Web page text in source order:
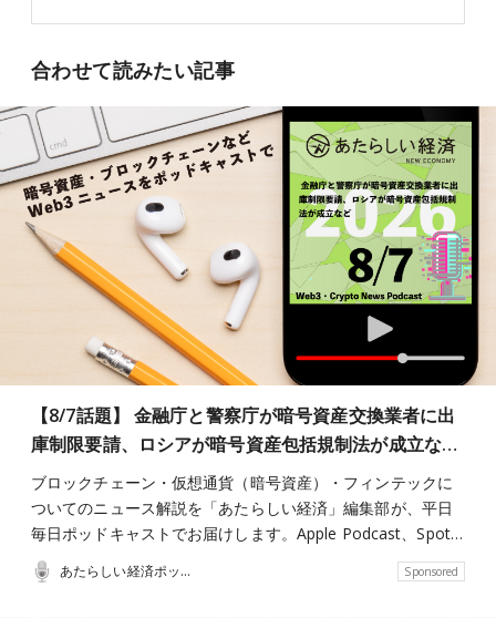
合わせて読みたい記事
【8/7話題】 金融庁と警察庁が暗号資産交換業者に出
庫制限要請、ロシアが暗号資産包括規制法が成立な…
ブロックチェーン・仮想通貨（暗号資産）・フィンテックに
ついてのニュース解説を「あたらしい経済」編集部が、平日
毎日ポッドキャストでお届けします。Apple Podcast、Spot…
あたらしい経済ポッドキャスト Sponsored